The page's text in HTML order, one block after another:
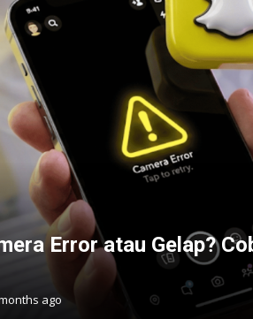
Error atau Gelap?
ago